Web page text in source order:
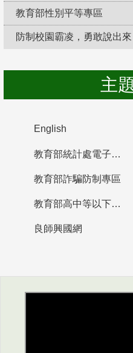
教育部性別平等專區
防制校園霸凌，勇敢說出來
主
English
教育部統計處電子書櫃
教育部詐騙防制專區
教育部高中等以下學校及幼兒園教師資格檢定考試
良師興國網